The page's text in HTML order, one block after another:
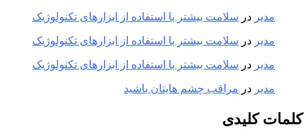
مدیر در سلامت بیشتر با استفاده از ابزارهای تکنولوژیک
مدیر در سلامت بیشتر با استفاده از ابزارهای تکنولوژیک
مدیر در سلامت بیشتر با استفاده از ابزارهای تکنولوژیک
مدیر در مراقب چشم هایتان باشید
کلمات کلیدی